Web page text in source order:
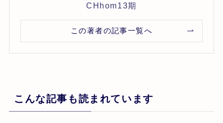
CHhom13期
この著者の記事一覧へ
こんな記事も読まれています